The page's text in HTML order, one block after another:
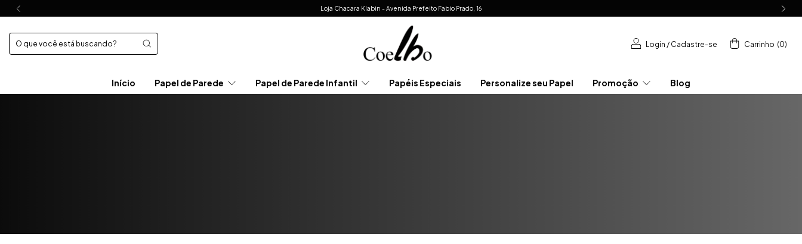
Loja Chacara Klabin - Avenida Prefeito Fabio Prado, 16
Login / Cadastre-se Carrinho (0)
Início Papel de Parede Papel de Parede Infantil Papéis Especiais Personalize seu Papel Promoção Blog